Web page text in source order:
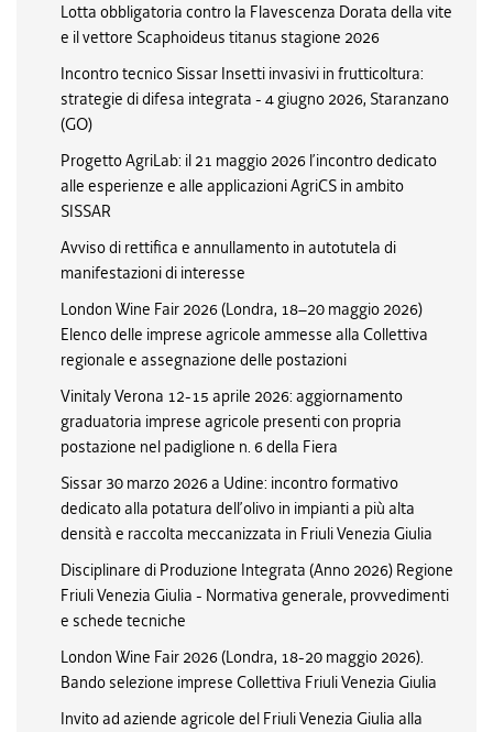
Lotta obbligatoria contro la Flavescenza Dorata della vite
e il vettore Scaphoideus titanus stagione 2026
Incontro tecnico Sissar Insetti invasivi in frutticoltura:
strategie di difesa integrata - 4 giugno 2026, Staranzano
(GO)
Progetto AgriLab: il 21 maggio 2026 l’incontro dedicato
alle esperienze e alle applicazioni AgriCS in ambito
SISSAR
Avviso di rettifica e annullamento in autotutela di
manifestazioni di interesse
London Wine Fair 2026 (Londra, 18–20 maggio 2026)
Elenco delle imprese agricole ammesse alla Collettiva
regionale e assegnazione delle postazioni
Vinitaly Verona 12-15 aprile 2026: aggiornamento
graduatoria imprese agricole presenti con propria
postazione nel padiglione n. 6 della Fiera
Sissar 30 marzo 2026 a Udine: incontro formativo
dedicato alla potatura dell’olivo in impianti a più alta
densità e raccolta meccanizzata in Friuli Venezia Giulia
Disciplinare di Produzione Integrata (Anno 2026) Regione
Friuli Venezia Giulia - Normativa generale, provvedimenti
e schede tecniche
London Wine Fair 2026 (Londra, 18-20 maggio 2026).
Bando selezione imprese Collettiva Friuli Venezia Giulia
Invito ad aziende agricole del Friuli Venezia Giulia alla